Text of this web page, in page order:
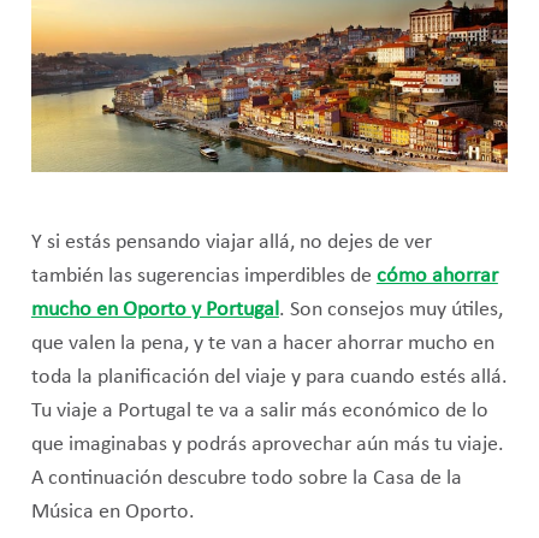
Y si estás pensando viajar allá, no dejes de ver
también las sugerencias imperdibles de cómo ahorrar
mucho en Oporto y Portugal. Son consejos muy útiles,
que valen la pena, y te van a hacer ahorrar mucho en
toda la planificación del viaje y para cuando estés allá.
Tu viaje a Portugal te va a salir más económico de lo
que imaginabas y podrás aprovechar aún más tu viaje.
A continuación descubre todo sobre la Casa de la
Música en Oporto.